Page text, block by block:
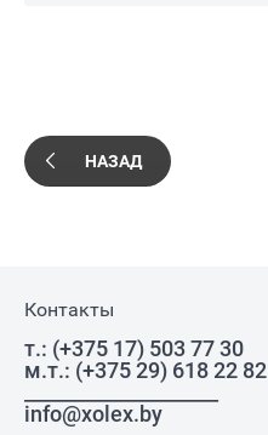
НАЗАД
Контакты
т.: (+375 17) 503 77 30
м.т.: (+375 29) 618 22 82
info@xolex.by